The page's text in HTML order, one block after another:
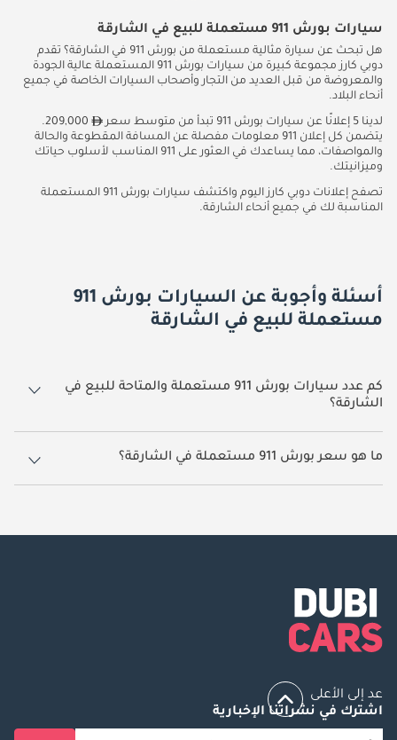
سيارات بورش 911 مستعملة للبيع في الشارقة
هل تبحث عن سيارة مثالية مستعملة من بورش 911 في الشارقة؟ تقدم
دوبي كارز مجموعة كبيرة من سيارات بورش 911 المستعملة عالية الجودة
والمعروضة من قبل العديد من التجار وأصحاب السيارات الخاصة في جميع
أنحاء البلاد.
لدينا 5 إعلانًا عن سيارات بورش 911 تبدأ من متوسط سعر
209,000.
يتضمن كل إعلان 911 معلومات مفصلة عن المسافة المقطوعة والحالة
والمواصفات، مما يساعدك في العثور على 911 المناسب لأسلوب حياتك
وميزانيتك.
تصفح إعلانات دوبي كارز اليوم واكتشف سيارات بورش 911 المستعملة
المناسبة لك في جميع أنحاء الشارقة.
أسئلة وأجوبة عن السيارات بورش 911
مستعملة للبيع في الشارقة
كم عدد سيارات بورش 911 مستعملة والمتاحة للبيع في
الشارقة؟
5 سيارة بورش 911 مستعملة متوفرة للبيع في الشارقة.
ما هو سعر بورش 911 مستعملة في الشارقة؟
يبدأ سعر سيارة بورش 911 مستعملة في الشارقة 209,000.
عد إلى الأعلى
اشترك في نشراتنا الإخبارية